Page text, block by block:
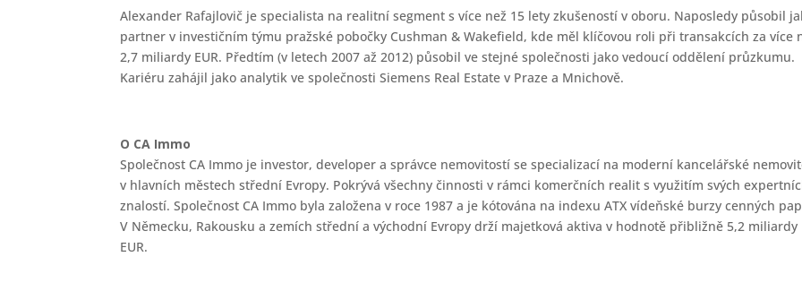
Alexander Rafajlovič je specialista na realitní segment s více než 15 lety zkušeností v oboru. Naposledy působil
partner v investičním týmu pražské pobočky Cushman & Wakefield, kde měl klíčovou roli při transakcích za více
2,7 miliardy EUR. Předtím (v letech 2007 až 2012) působil ve stejné společnosti jako vedoucí oddělení průzkumu.
Kariéru zahájil jako analytik ve společnosti Siemens Real Estate v Praze a Mnichově.
O CA Immo
Společnost CA Immo je investor, developer a správce nemovitostí se specializací na moderní kancelářské
v hlavních městech střední Evropy. Pokrývá všechny činnosti v rámci komerčních realit s využitím svých
znalostí. Společnost CA Immo byla založena v roce 1987 a je kótována na indexu ATX vídeňské burzy cenných
V Německu, Rakousku a zemích střední a východní Evropy drží majetková aktiva v hodnotě přibližně 5,2 miliardy
EUR.